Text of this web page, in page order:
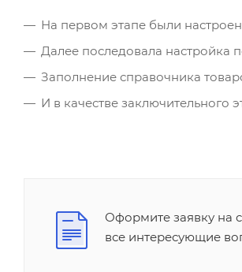
На первом этапе были
Далее последовала настройка
Заполнение справочника
И в качестве заключительного
Оформите заявку на
все интересующие